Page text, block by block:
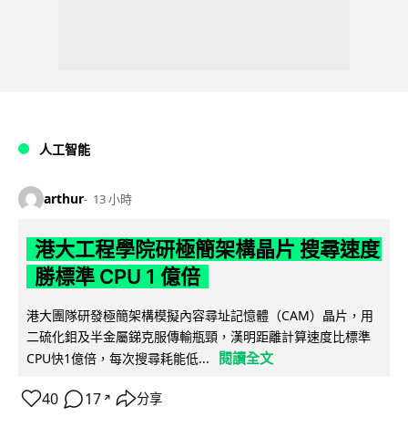
人工智能
arthur 13 小時
港大工程學院研極簡架構晶片 搜尋速度
勝標準 CPU 1 億倍
港大團隊研發極簡架構模擬內容尋址記憶體（CAM）晶片，用
二硫化鉬及半金屬銻克服傳輸瓶頸，漢明距離計算速度比標準
CPU快1億倍，每次搜尋耗能低...
閱讀全文
40 17 ↗ 分享